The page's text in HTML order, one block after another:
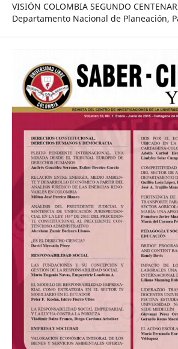
VISIÓN COLOMBIA SEGUNDO
Departamento Nacional de Planeación,